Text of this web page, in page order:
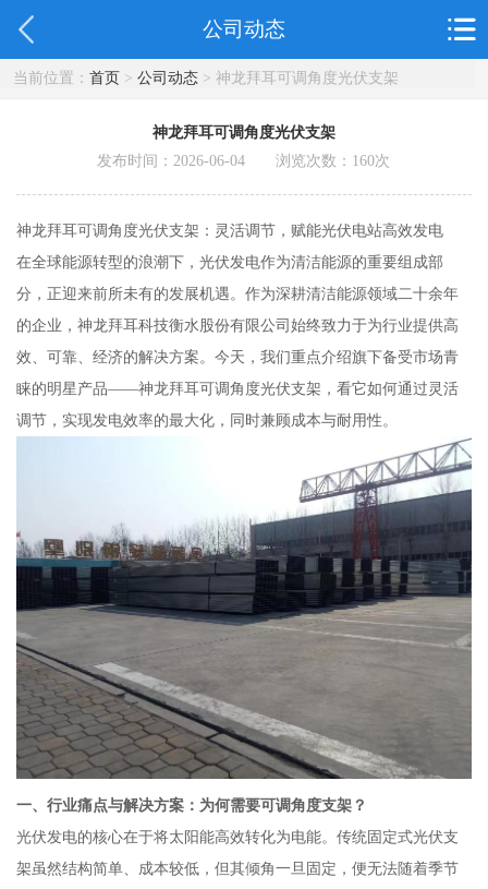
公司动态
当前位置： 首页> 公司动态> 神龙拜耳可调角度光伏支架
神龙拜耳可调角度光伏支架
发布时间：2026-06-04 浏览次数： 160次
神龙拜耳可调角度光伏支架：灵活调节，赋能光伏电站高效发电
在全球能源转型的浪潮下，光伏发电作为清洁能源的重要组成部
分，正迎来前所未有的发展机遇。作为深耕清洁能源领域二十余年
的企业，神龙拜耳科技衡水股份有限公司始终致力于为行业提供高
效、可靠、经济的解决方案。今天，我们重点介绍旗下备受市场青
睐的明星产品——神龙拜耳可调角度光伏支架，看它如何通过灵活
调节，实现发电效率的最大化，同时兼顾成本与耐用性。
一、行业痛点与解决方案：为何需要可调角度支架？
光伏发电的核心在于将太阳能高效转化为电能。传统固定式光伏支
架虽然结构简单、成本较低，但其倾角一旦固定，便无法随着季节